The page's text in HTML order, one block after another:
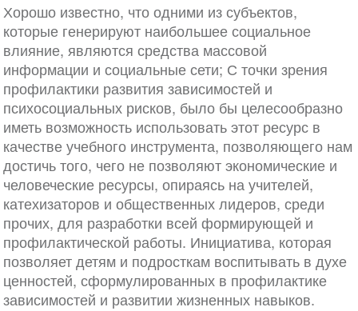
Хорошо известно, что одними из субъектов,
которые генерируют наибольшее социальное
влияние, являются средства массовой
информации и социальные сети; С точки зрения
профилактики развития зависимостей и
психосоциальных рисков, было бы целесообразно
иметь возможность использовать этот ресурс в
качестве учебного инструмента, позволяющего нам
достичь того, чего не позволяют экономические и
человеческие ресурсы, опираясь на учителей,
катехизаторов и общественных лидеров, среди
прочих, для разработки всей формирующей и
профилактической работы. Инициатива, которая
позволяет детям и подросткам воспитывать в духе
ценностей, сформулированных в профилактике
зависимостей и развитии жизненных навыков.